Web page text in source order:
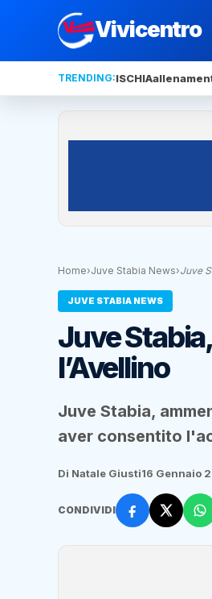
Vivicentro
TRENDING:ISCHIA
Home›Juve Stabia News›Juve
JUVE STABIA NEWS
Juve
l’Avellino
Juve Stabia,
aver consentito
Di Natale Giusti16 Gennaio
CONDIVIDI